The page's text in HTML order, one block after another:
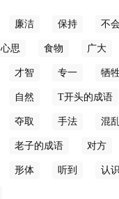
廉洁 保持 不
心思 食物 广大
才智 专一 牺牲
自然 T开头的成语
夺取 手法 混
老子的成语 对方
形体 听到 认识